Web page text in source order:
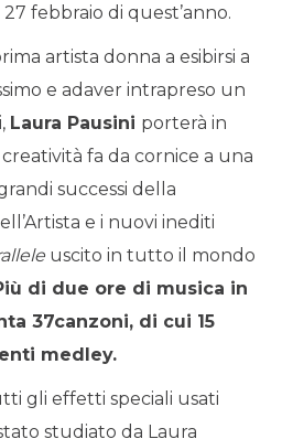
febbraio di quest’anno.
artista donna a esibirsi a
e adaver intrapreso un
Laura Pausini porterà in
fa da cornice a una
successi della
e i nuovi inediti
uscito in tutto il mondo
ù di due ore di musica in
37canzoni, di cui 15
medley.
gli effetti speciali usati
studiato da Laura